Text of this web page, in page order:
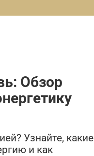
Обзор
Узнайте, какие
и как